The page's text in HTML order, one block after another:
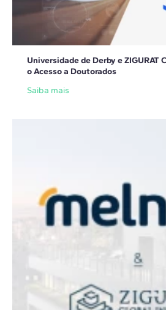
Universidade de Derby e ZIGURAT
o Acesso a Doutorados
Saiba mais